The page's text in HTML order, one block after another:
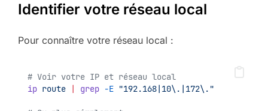
Identifier votre réseau local
Pour connaître votre réseau local :
# Voir votre IP et réseau local
ip route grep -E "192.168|10\.|172\."